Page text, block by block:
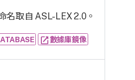
名取自 ASL-LEX 2.0。
open_in_new數據庫鏡像